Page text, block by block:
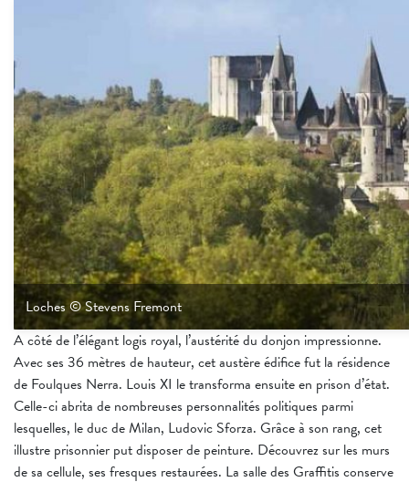
Loches © Stevens Fremont
A côté de l’élégant logis royal, l’austérité du donjon impressionne.
Avec ses 36 mètres de hauteur, cet austère édifice fut la résidence
de Foulques Nerra. Louis XI le transforma ensuite en prison d’état.
Celle-ci abrita de nombreuses personnalités politiques parmi
lesquelles, le duc de Milan, Ludovic Sforza. Grâce à son rang, cet
illustre prisonnier put disposer de peinture. Découvrez sur les murs
de sa cellule, ses fresques restaurées. La salle des Graffitis conserve